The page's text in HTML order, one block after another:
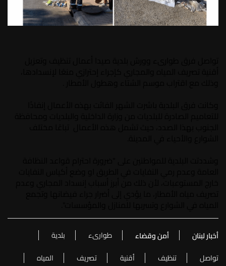
أخبار لبنان أمن وقضاء طوارىء
بلدية
تواصل
تنظيف أقنية تصريف
المياه